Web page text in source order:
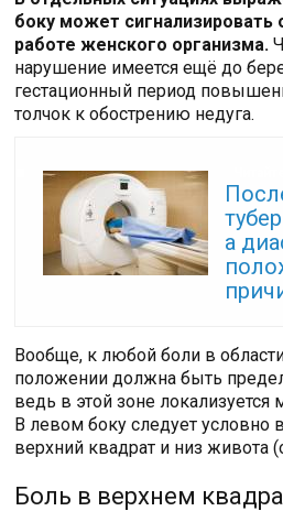
боку может сигнализировать
работе женского организма.
нарушение имеется ещё до
гестационный период
толчок к обострению недуга.
а
Вообще, к любой боли в
положении должна быть
ведь в этой зоне
В левом боку следует условно
верхний квадрат и низ живота
Боль в верхнем